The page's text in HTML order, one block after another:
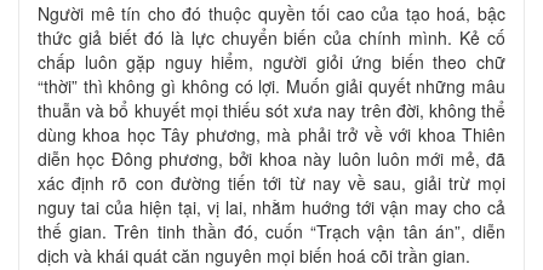
Người mê tín cho đó thuộc quyền tối cao của tạo hoá, bậc
thức giả biết đó là lực chuyển biến của chính mình. Kẻ cố
chấp luôn gặp nguy hiểm, người giỏi ứng biến theo chữ
“thời” thì không gì không có lợi. Muốn giải quyết những mâu
thuẫn và bổ khuyết mọi thiếu sót xưa nay trên đời, không thể
dùng khoa học Tây phương, mà phải trở về với khoa Thiên
diễn học Đông phương, bởi khoa này luôn luôn mới mẻ, đã
xác định rõ con đường tiến tới từ nay về sau, giải trừ mọi
nguy tai của hiện tại, vị lai, nhằm huớng tới vận may cho cả
thế gian. Trên tinh thần đó, cuốn “Trạch vận tân án”, diễn
dịch và khái quát căn nguyên mọi biến hoá cõi trần gian.